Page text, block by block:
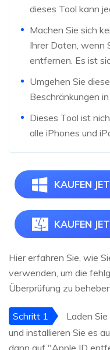
dieses Tool kann
Machen Sie sich
Ihrer Daten, wenn
entfernen. Es ist
Umgehen Sie
Beschränkungen
Dieses Tool ist
alle iPhones und
KAUFEN
KAUFEN
Hier erfahren Sie, wie
verwenden, um die
Überprüfung zu
Schritt 1
Laden
und installieren Sie es